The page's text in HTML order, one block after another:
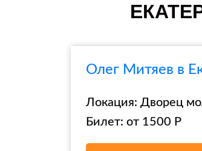
Олег Митяев в
Локация: Дворец
Билет: от 1500 Р